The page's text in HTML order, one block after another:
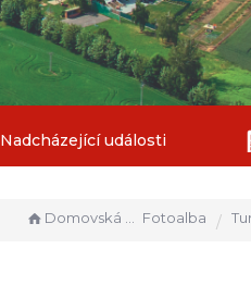
Nadcházející události
Domovská stránka Fotoalba